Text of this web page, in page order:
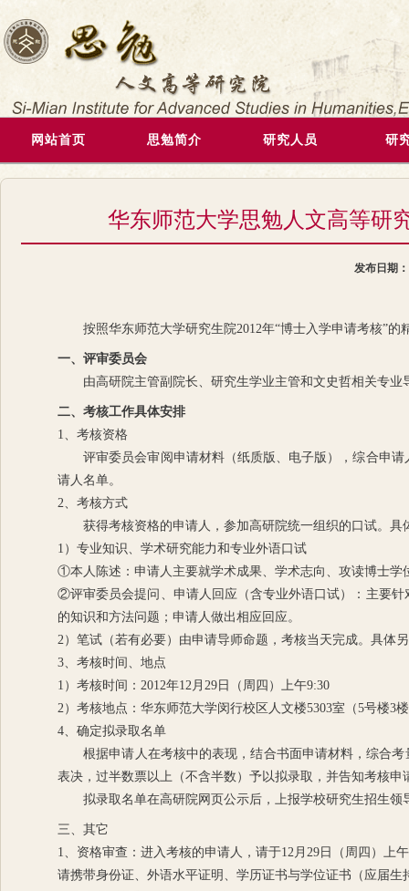
网站首页 思勉简介 研究人员 研
华东师范大学思勉人文高等研
发布日期
按照华东师范大学研究生院2012年“博士入学申请考核”的
一、评审委员会
由高研院主管副院长、研究生学业主管和文史哲相关专业
二、考核工作具体安排
1、考核资格
评审委员会审阅申请材料（纸质版、电子版），综合申请
请人名单。
2、考核方式
获得考核资格的申请人，参加高研院统一组织的口试。具
1）专业知识、学术研究能力和专业外语口试
①本人陈述：申请人主要就学术成果、学术志向、攻读博士学
②评审委员会提问、申请人回应（含专业外语口试）：主要
的知识和方法问题；申请人做出相应回应。
2）笔试（若有必要）由申请导师命题，考核当天完成。具体
3、考核时间、地点
1）考核时间：2012年12月29日（周四）上午9:30
2）考核地点：华东师范大学闵行校区人文楼5303室（5号楼3
4、确定拟录取名单
根据申请人在考核中的表现，结合书面申请材料，综合考
表决，过半数票以上（不含半数）予以拟录取，并告知考核申
拟录取名单在高研院网页公示后，上报学校研究生招生领
三、其它
1、资格审查：进入考核的申请人，请于12月29日（周四）上
请携带身份证、外语水平证明、学历证书与学位证书（应届